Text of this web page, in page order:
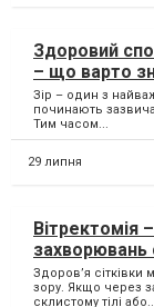
Здоровий
– що варто
Зір – один з
починають
Тим часом...
29 липня
Вітректомія
захворювань
Здоров’я
зору. Якщо через
склистому тілі або...